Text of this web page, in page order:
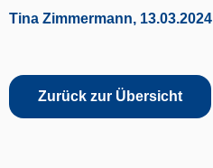
Tina Zimmermann, 13.03.2024
Zurück zur Übersicht